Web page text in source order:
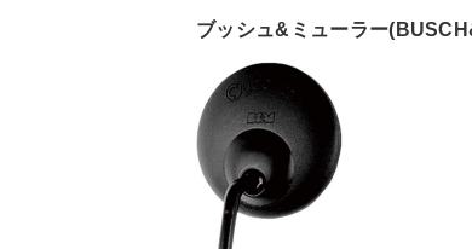
ブッシュ&ミューラー